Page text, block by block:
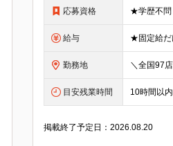
応募資格
給与
勤務地
目安残業時間 10時間以内
掲載終了予定日：2026.08.20